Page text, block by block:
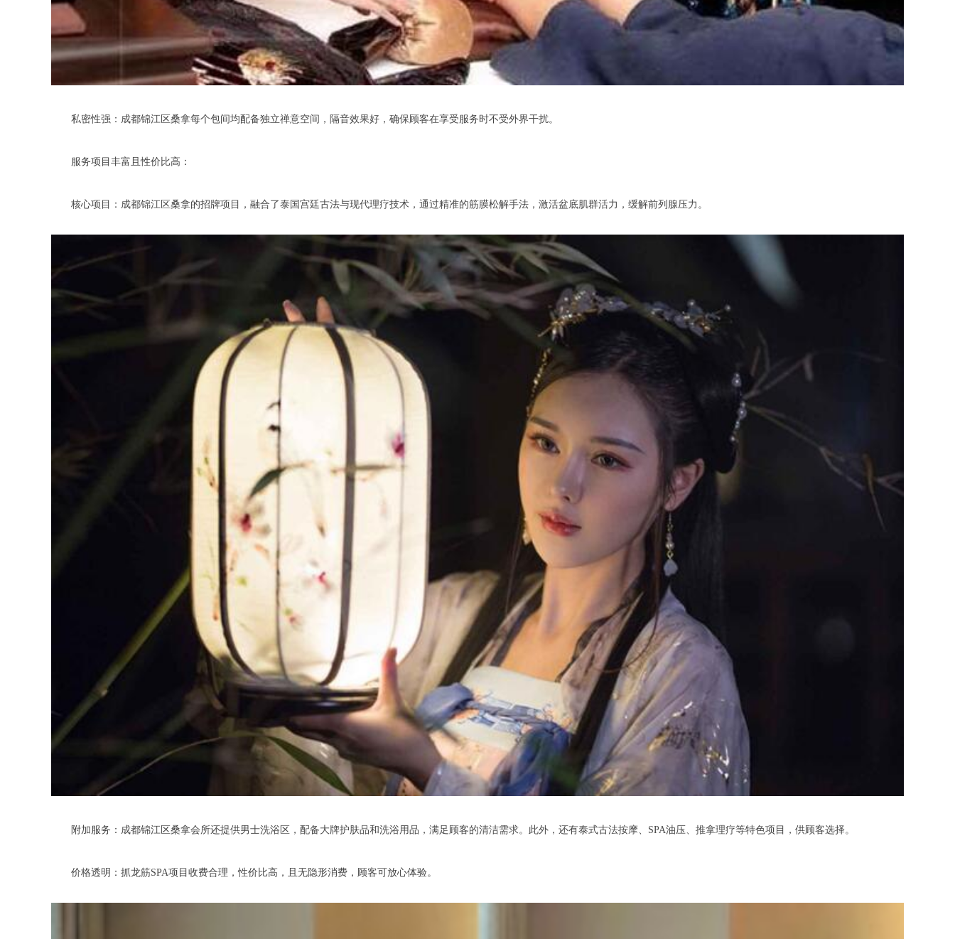
私密性强：成都锦江区桑拿每个包间均配备独立禅意空间，隔音效果好，确保顾客在享受服务时不受外界干扰。
服务项目丰富且性价比高：
核心项目：成都锦江区桑拿的招牌项目，融合了泰国宫廷古法与现代理疗技术，通过精准的筋膜松解手法，激活盆底肌群活力，缓解前列腺压力。
附加服务：成都锦江区桑拿会所还提供男士洗浴区，配备大牌护肤品和洗浴用品，满足顾客的清洁需求。此外，还有泰式古法按摩、SPA油压、推拿理疗等特色项目，供顾客选择。
价格透明：抓龙筋SPA项目收费合理，性价比高，且无隐形消费，顾客可放心体验。